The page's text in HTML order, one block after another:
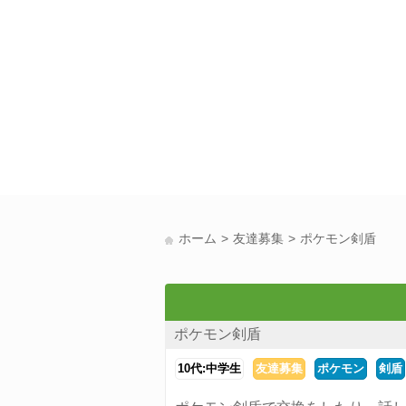
ホーム 友達募集 ポケモン剣盾
ポケモン剣盾
10代:中学生 友達募集 ポケモン 剣盾